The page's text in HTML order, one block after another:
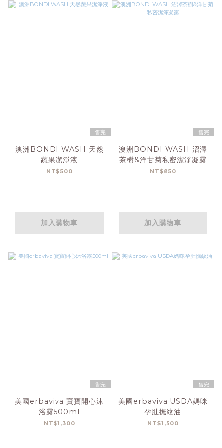
售完
澳洲BONDI WASH 天然
蔬果潔淨液
NT$500
加入購物車
售完
澳洲BONDI WASH 沼澤
茶樹&洋甘菊私密潔淨凝露
NT$850
加入購物車
售完
美國erbaviva 寶寶開心沐
浴露500ml
NT$1,300
售完
美國erbaviva USDA媽咪
孕肚撫紋油
NT$1,300